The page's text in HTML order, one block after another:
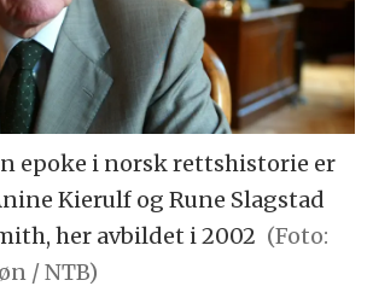
epoke i norsk rettshistorie er
Kierulf og Rune Slagstad
her avbildet i 2002 (Foto:
/ NTB)